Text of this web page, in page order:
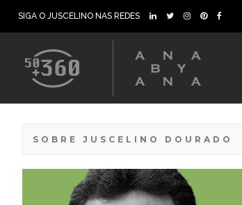
SIGA O JUSCELINO NAS REDES
SOBRE JUSCELINO DOURADO